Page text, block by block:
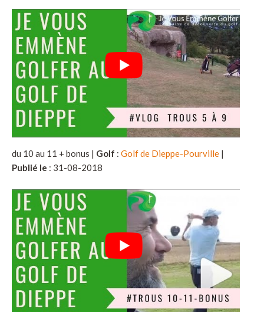
du 10 au 11 + bonus | Golf : Golf de Dieppe-Pourville |
Publié le : 31-08-2018